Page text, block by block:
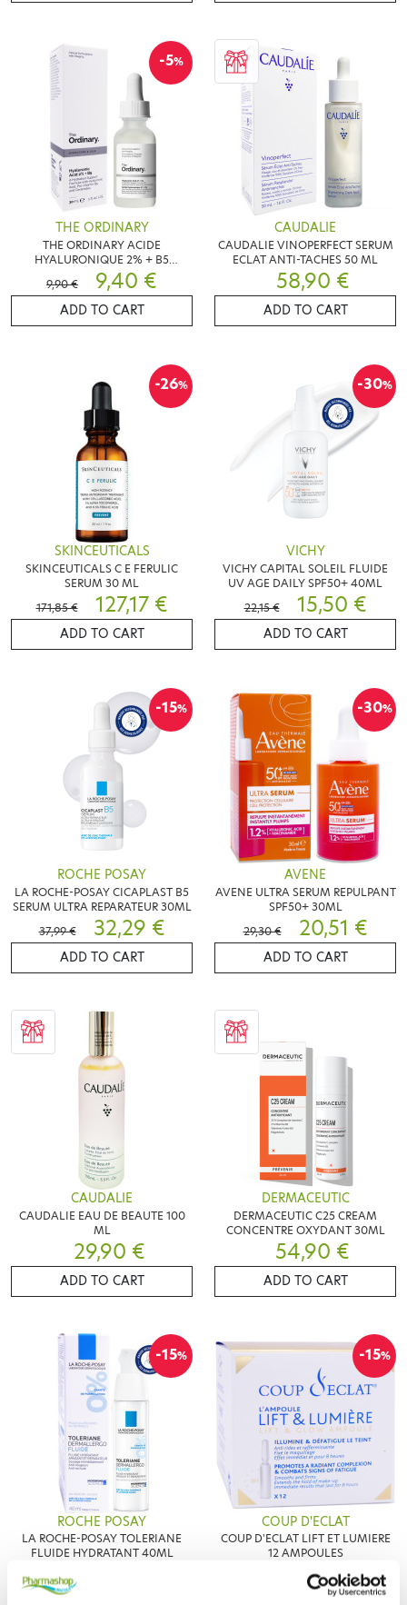
-5%
THE ORDINARY
THE ORDINARY ACIDE
HYALURONIQUE 2% + B5
FLACON 30ML
9,90 € 9,40 €
ADD TO CART
CAUDALIE
CAUDALIE VINOPERFECT SERUM
ECLAT ANTI-TACHES 50 ML
58,90 €
ADD TO CART
-26%
SKINCEUTICALS
SKINCEUTICALS C E FERULIC
SERUM 30 ML
171,85 €
127,17 €
ADD TO CART
-30%
VICHY
VICHY CAPITAL SOLEIL FLUIDE
UV AGE DAILY SPF50+ 40ML
22,15 €
15,50 €
ADD TO CART
-15%
ROCHE POSAY
LA ROCHE-POSAY CICAPLAST B5
SERUM ULTRA REPARATEUR 30ML
37,99 €
32,29 €
ADD TO CART
-30%
AVENE
AVENE ULTRA SERUM REPULPANT
SPF50+ 30ML
29,30 €
20,51 €
ADD TO CART
CAUDALIE
CAUDALIE EAU DE BEAUTE 100
ML
29,90 €
ADD TO CART
DERMACEUTIC
DERMACEUTIC C25 CREAM
CONCENTRE OXYDANT 30ML
54,90 €
ADD TO CART
-15%
ROCHE POSAY
LA ROCHE-POSAY TOLERIANE
FLUIDE HYDRATANT 40ML
21,60 €
-15%
COUP D'ECLAT
COUP D'ECLAT LIFT ET LUMIERE
12 AMPOULES
16,32 €